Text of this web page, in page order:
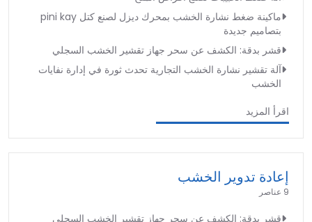
ماكينة ضغط نشارة الخشب بمحرك ديزل لصنع كتل pini kay
بتصاميم جديدة
قشر بدقة: الكشف عن سحر جهاز تقشير الخشب السجلي
آلة تقشير نشارة الخشب التجارية تحدث ثورة في إدارة نفايات
الخشب
اقرأ المزيد
إعادة تدوير الخشب
9 عناصر
قشر بدقة: الكشف عن سحر جهاز تقشير الخشب السجلي